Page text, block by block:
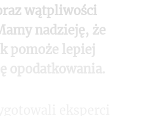
wątpliwości
nadzieję, że
pomoże lepiej
opodatkowania.